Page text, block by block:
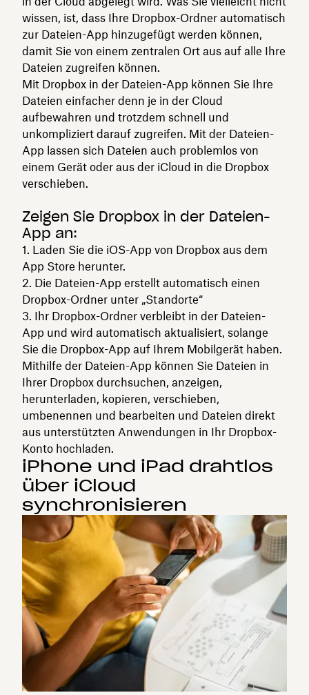
wissen, ist, dass Ihre Dropbox-Ordner automatisch
zur Dateien-App hinzugefügt werden können,
damit Sie von einem zentralen Ort aus auf alle Ihre
Dateien zugreifen können.
Mit Dropbox in der Dateien-App können Sie Ihre
Dateien einfacher denn je in der Cloud
aufbewahren und trotzdem schnell und
unkompliziert darauf zugreifen. Mit der Dateien-
App lassen sich Dateien auch problemlos von
einem Gerät oder aus der iCloud in die Dropbox
verschieben.
Zeigen Sie Dropbox in der Dateien-
App an:
1. Laden Sie die iOS-App von Dropbox aus dem
App Store herunter.
2. Die Dateien-App erstellt automatisch einen
Dropbox-Ordner unter „Standorte“
3. Ihr Dropbox-Ordner verbleibt in der Dateien-
App und wird automatisch aktualisiert, solange
Sie die Dropbox-App auf Ihrem Mobilgerät haben.
Mithilfe der Dateien-App können Sie Dateien in
Ihrer Dropbox durchsuchen, anzeigen,
herunterladen, kopieren, verschieben,
umbenennen und bearbeiten und Dateien direkt
aus unterstützten Anwendungen in Ihr Dropbox-
Konto hochladen.
iPhone und iPad drahtlos
über iCloud
synchronisieren